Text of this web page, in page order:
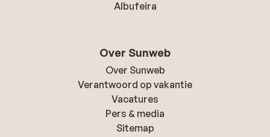
Albufeira
Over Sunweb
Over Sunweb
Verantwoord op vakantie
Vacatures
Pers & media
Sitemap